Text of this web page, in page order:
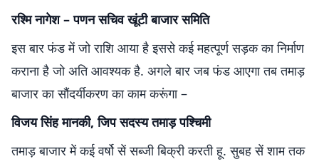
रश्मि नागेश – पणन सचिव खूंटी बाजार समिति
इस बार फंड में जो राशि आया है इससे कई महत्पूर्ण सड़क का निर्माण
कराना है जो अति आवश्यक है. अगले बार जब फंड आएगा तब तमाड़
बाजार का सौंदर्यीकरण का काम करूंगा –
विजय सिंह मानकी, जिप सदस्य तमाड़ पश्चिमी
तमाड़ बाजार में कई वर्षो सें सब्जी बिक्री करती हू. सुबह सें शाम तक